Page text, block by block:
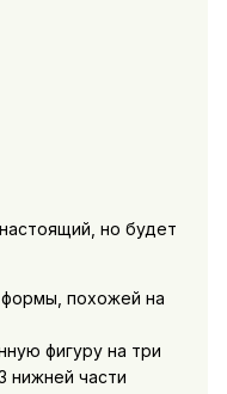
но будет
похожей на
фигуру на три
нижней части